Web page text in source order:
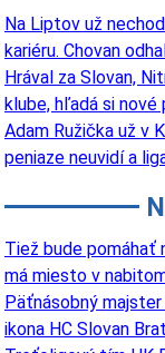
Na Liptov už
kariéru. Chovan
Hrával za Slovan,
klube, hľadá si nové
Adam Ružička už v
peniaze neuvidí a
Tiež bude pomáhať
má miesto v
Päťnásobný
ikona HC Slovan